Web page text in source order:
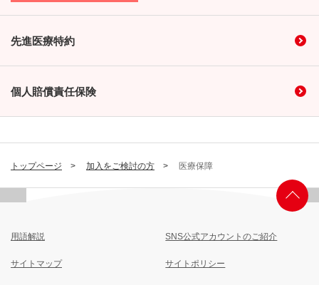
トップページ 加入をご検討の方 医療保障
先進医療特約
個人賠償責任保険
用語解説 SNS公式アカウントのご紹介
サイトマップ サイトポリシー